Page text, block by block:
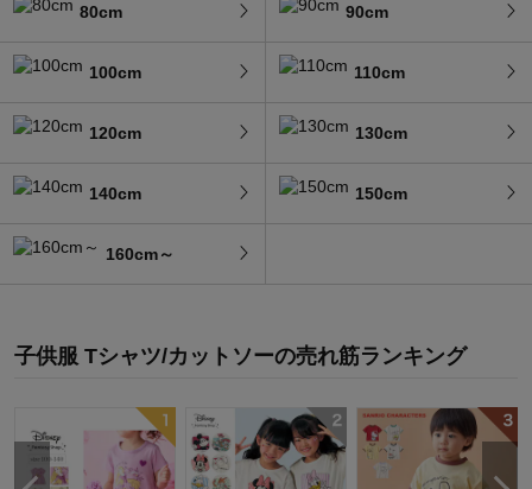
80cm 90cm
100cm 110cm
120cm 130cm
140cm 150cm
160cm～
子供服 Tシャツ/カットソーの売れ筋ランキング